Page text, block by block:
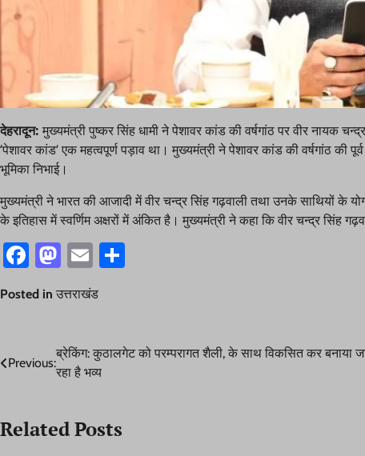
देहरादून: मुख्यमंत्री पुष्कर सिंह धामी ने पेशावर कांड की वर्षगांठ पर वीर नायक
‘पेशावर कांड‘ एक महत्वपूर्ण पड़ाव था। मुख्यमंत्री ने पेशावर कांड की वर्षगांठ
भूमिका निभाई।
मुख्यमंत्री ने भारत की आजादी में वीर चन्द्र सिंह गढ़वाली तथा उनके साथियों के
के इतिहास में स्वर्णिम अक्षरों में अंकित है। मुख्यमंत्री ने कहा कि वीर चन्द्र सिंह
Facebook
Mastodon
Email
Posted in उत्तराखंड
Post
Previous:
ब्रेकिंग: कुठालगेट को परम्परागत शैली, के साथ विकसित कर बनाया
रहा है भव्य
Related Posts